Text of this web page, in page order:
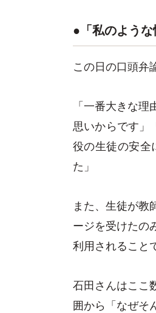
●「私のよう
この日の口頭弁
「一番大きな
思いからです」
役の生徒の安全
た」
また、生徒が教
ージを受けたの
利用されること
石田さんはここ
囲から「なぜそ